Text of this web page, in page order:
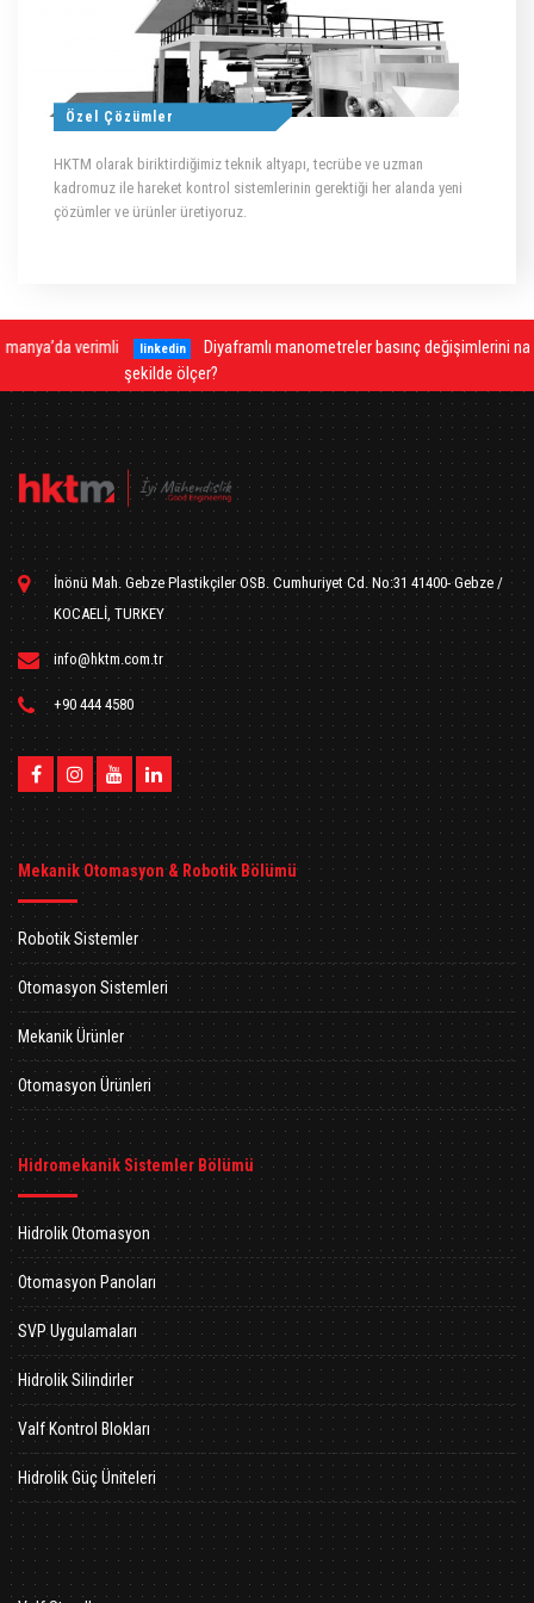
Özel Çözümler
HKTM olarak biriktirdiğimiz teknik altyapı, tecrübe ve uzman
kadromuz ile hareket kontrol sistemlerinin gerektiği her alanda yeni
çözümler ve ürünler üretiyoruz.
linkedin
Diyaframlı manometreler basınç değişimlerini nasıl hassas
İnönü Mah. Gebze Plastikçiler OSB. Cumhuriyet Cd. No:31 41400- Gebze /
KOCAELİ, TURKEY
info@hktm.com.tr
+90 444 4580
Mekanik Otomasyon & Robotik Bölümü
Robotik Sistemler
Otomasyon Sistemleri
Mekanik Ürünler
Otomasyon Ürünleri
Hidromekanik Sistemler Bölümü
Hidrolik Otomasyon
Otomasyon Panoları
SVP Uygulamaları
Hidrolik Silindirler
Valf Kontrol Blokları
Hidrolik Güç Üniteleri